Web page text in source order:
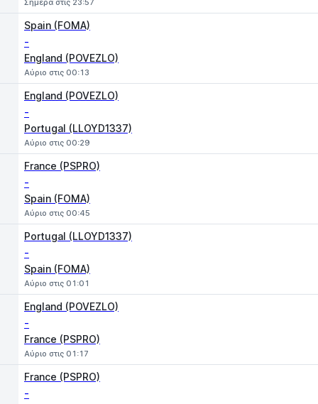
Σήμερα στις 23:57
Spain (FOMA)
-
England (POVEZLO)
Αύριο στις 00:13
England (POVEZLO)
-
Portugal (LLOYD1337)
Αύριο στις 00:29
France (PSPRO)
-
Spain (FOMA)
Αύριο στις 00:45
Portugal (LLOYD1337)
-
Spain (FOMA)
Αύριο στις 01:01
England (POVEZLO)
-
France (PSPRO)
Αύριο στις 01:17
France (PSPRO)
-